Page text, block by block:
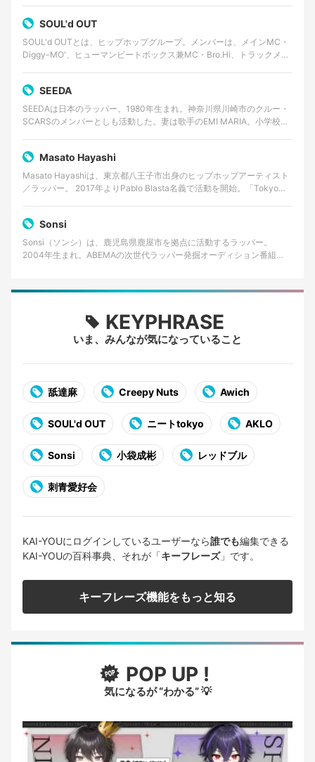
SOUL'd OUT
SOUL'd OUTとは、ヒップホップグループ。メンバーは、メインMC・
Diggy-MO'、ヒューマンビートボックス兼MC・Bro.Hi、トラックメイ
SEEDA
SEEDAは日本のラッパー。1980年生まれ。神奈川県川崎市のクルー・
SCARSのメンバーとしも活動した。妻は歌手のEMI MARIA。小学校一
Masato Hayashi
Masato Hayashiは、東京都八王子市出身のヒップホップアーティスト
／ラッパー。 2017年よりPablo Blasta名義で活動を開始。「Tokyo
Sonsi
Sonsi（ソンシ）は、鹿児島県鹿屋市を拠点に活動するラッパー。
2004年生まれ。ABEMAの次世代ラッパー発掘オーディション番組
KEYPHRASE
いま、みんなが気になっていること
舐達麻 Creepy Nuts Awich
SOUL'd OUT ニートtokyo AKLO
Sonsi 小袋成彬 レッドブル
刺青愛好会
KAI-YOUにログインしているユーザーなら誰でも編集できる
KAI-YOUの百科事典、それが「キーフレーズ」です。
キーフレーズ機能をもっと知る
POP UP !
気になるが “わかる” 💡